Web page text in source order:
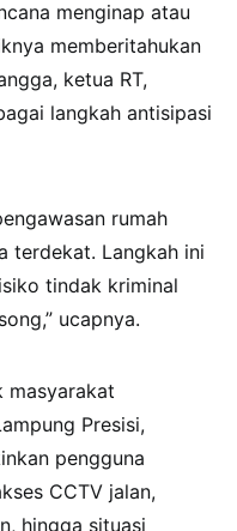
menginap atau
memberitahukan
ketua RT,
langkah antisipasi
rumah
terdekat. Langkah ini
tindak kriminal
ucapnya.
masyarakat
Presisi,
pengguna
CCTV jalan,
hingga situasi